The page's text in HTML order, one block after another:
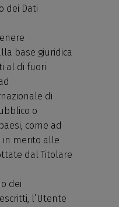
dei Dati
base giuridica
al di fuori
di
o
come ad
in merito alle
dal Titolare
dei
l’Utente